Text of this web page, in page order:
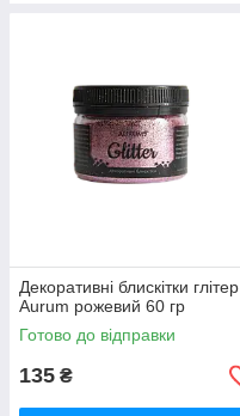
Декоративні блискітки глітер
Aurum рожевий 60 гр
Готово до відправки
135 ₴